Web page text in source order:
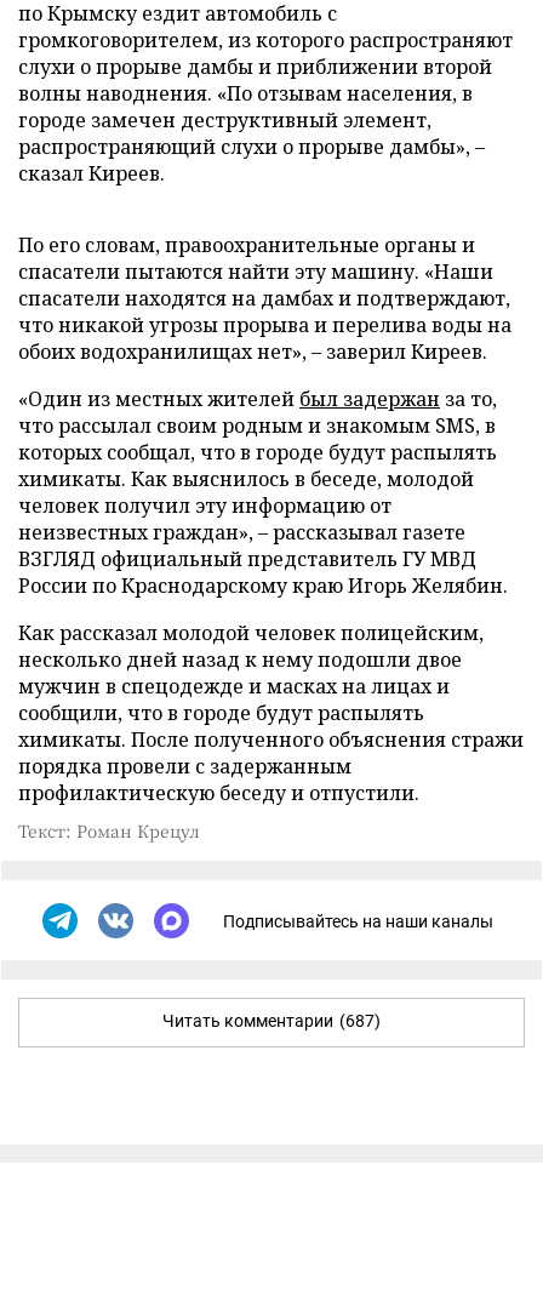
по Крымску ездит автомобиль с
громкоговорителем, из которого распространяют
слухи о прорыве дамбы и приближении второй
волны наводнения. «По отзывам населения, в
городе замечен деструктивный элемент,
распространяющий слухи о прорыве дамбы», –
сказал Киреев.
По его словам, правоохранительные органы и
спасатели пытаются найти эту машину. «Наши
спасатели находятся на дамбах и подтверждают,
что никакой угрозы прорыва и перелива воды на
обоих водохранилищах нет», – заверил Киреев.
«Один из местных жителей был задержан за то,
что рассылал своим родным и знакомым SMS, в
которых сообщал, что в городе будут распылять
химикаты. Как выяснилось в беседе, молодой
человек получил эту информацию от
неизвестных граждан», – рассказывал газете
ВЗГЛЯД официальный представитель ГУ МВД
России по Краснодарскому краю Игорь Желябин.
Как рассказал молодой человек полицейским,
несколько дней назад к нему подошли двое
мужчин в спецодежде и масках на лицах и
сообщили, что в городе будут распылять
химикаты. После полученного объяснения стражи
порядка провели с задержанным
профилактическую беседу и отпустили.
Текст: Роман Крецул
Подписывайтесь на наши каналы
Читать комментарии (687)